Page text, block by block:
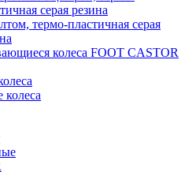
серая резина
термо-пластичная серая
колеса FOOT CASTOR
колеса